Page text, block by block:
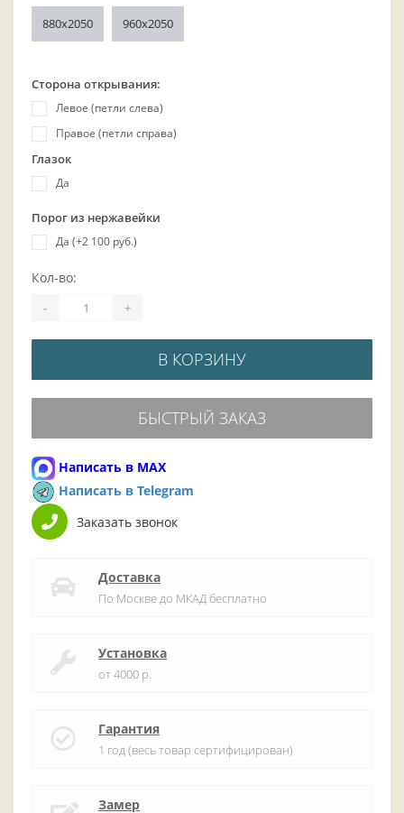
880x2050 960x2050
Сторона открывания:
Левое (петли слева)
Правое (петли справа)
Глазок
Да
Порог из нержавейки
Да (+2 100 руб.)
Кол-во:
- +
В КОРЗИНУ
БЫСТРЫЙ ЗАКАЗ
Написать в MAX
Написать в Telegram
Заказать звонок
Доставка
По Москве до МКАД бесплатно
Установка
от 4000 р.
Гарантия
1 год (весь товар сертифицирован)
Замер